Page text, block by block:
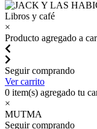
×
Producto agregado a
Seguir comprando
Ver carrito
0 item(s) agregado tu
×
MUTMA
Seguir comprando